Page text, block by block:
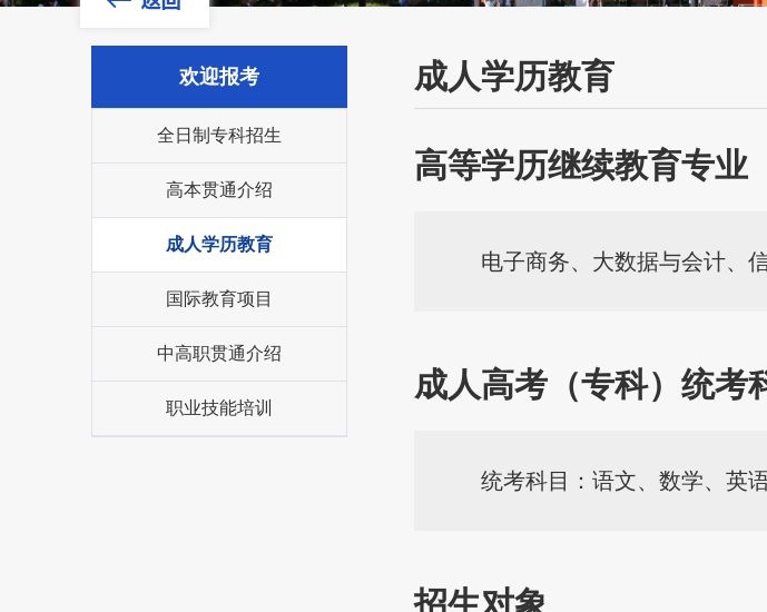
欢迎报考
全日制专科招生
高本贯通介绍
成人学历教育
国际教育项目
中高职贯通介绍
职业技能培训
成人学历教育
高等学历继续教育专业
电子商务、大数据与会计、
成人高考（专科）统考
统考科目：语文、数学、英
招生对象